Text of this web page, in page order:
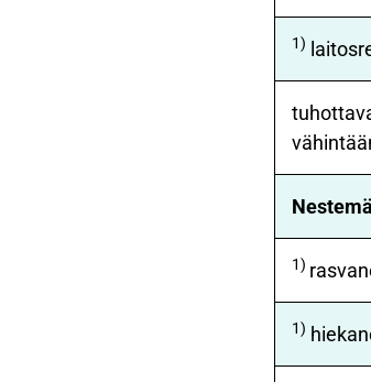
1)
1)
1)